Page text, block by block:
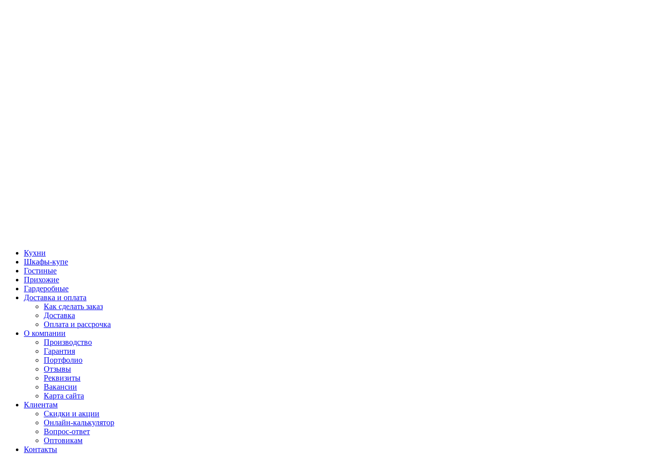
Кухни
Шкафы-купе
Гостиные
Прихожие
Гардеробные
Доставка и оплата
Как сделать заказ
Доставка
Оплата и рассрочка
О компании
Производство
Гарантия
Портфолио
Отзывы
Реквизиты
Вакансии
Карта сайта
Клиентам
Скидки и акции
Онлайн-калькулятор
Вопрос-ответ
Оптовикам
Контакты